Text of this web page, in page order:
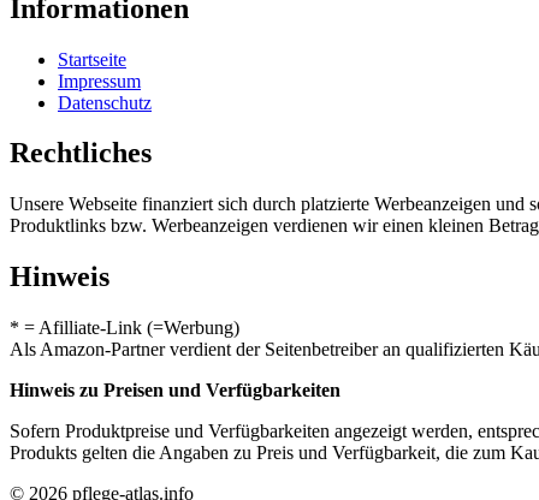
Informationen
Startseite
Impressum
Datenschutz
Rechtliches
Unsere Webseite finanziert sich durch platzierte Werbeanzeigen
Produktlinks bzw. Werbeanzeigen verdienen wir einen kleinen
Hinweis
* = Afilliate-Link (=Werbung)
Als Amazon-Partner verdient der Seitenbetreiber an qualifizierten
Hinweis zu Preisen und Verfügbarkeiten
Sofern Produktpreise und Verfügbarkeiten angezeigt werden,
Produkts gelten die Angaben zu Preis und Verfügbarkeit, die zum
© 2026 pflege-atlas.info